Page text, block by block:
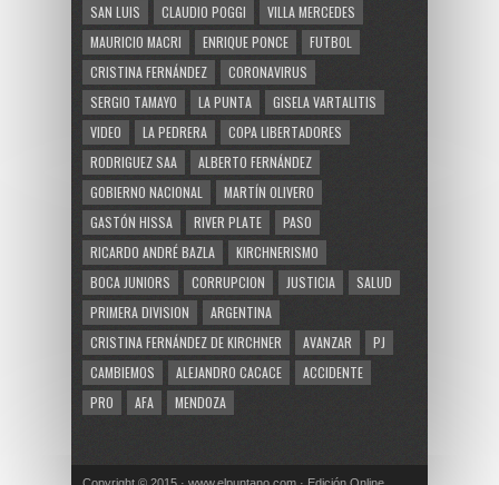
SAN LUIS
CLAUDIO POGGI
VILLA MERCEDES
MAURICIO MACRI
ENRIQUE PONCE
FUTBOL
CRISTINA FERNÁNDEZ
CORONAVIRUS
SERGIO TAMAYO
LA PUNTA
GISELA VARTALITIS
VIDEO
LA PEDRERA
COPA LIBERTADORES
RODRIGUEZ SAA
ALBERTO FERNÁNDEZ
GOBIERNO NACIONAL
MARTÍN OLIVERO
GASTÓN HISSA
RIVER PLATE
PASO
RICARDO ANDRÉ BAZLA
KIRCHNERISMO
BOCA JUNIORS
CORRUPCION JUSTICIA
SALUD
PRIMERA DIVISION
ARGENTINA
CRISTINA FERNÁNDEZ DE KIRCHNER
AVANZAR
PJ
CAMBIEMOS
ALEJANDRO CACACE
ACCIDENTE
PRO
AFA MENDOZA
Copyright © 2015 · www.elpuntano.com · Edición Online